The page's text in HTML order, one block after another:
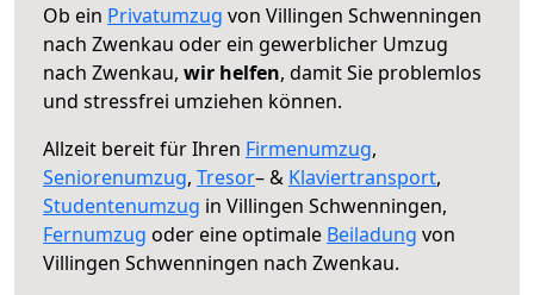
Ob ein Privatumzug von Villingen Schwenningen
nach Zwenkau oder ein gewerblicher Umzug
nach Zwenkau, wir helfen, damit Sie problemlos
und stressfrei umziehen können.
Allzeit bereit für Ihren Firmenumzug,
Seniorenumzug, Tresor– & Klaviertransport,
Studentenumzug in Villingen Schwenningen,
Fernumzug oder eine optimale Beiladung von
Villingen Schwenningen nach Zwenkau.